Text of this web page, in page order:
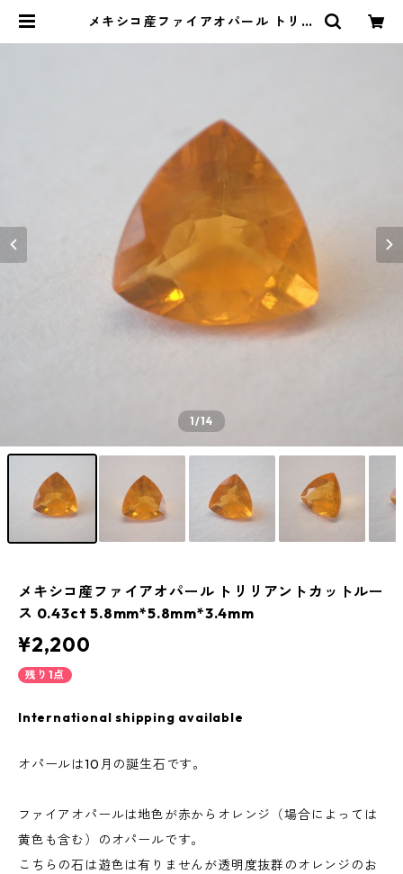
メキシコ産ファイアオパール トリリ
1/14
メキシコ産ファイアオパール トリリアントカットルー
ス 0.43ct 5.8mm*5.8mm*3.4mm
¥2,200
残り1点
International shipping available
オパールは10月の誕生石です。
ファイアオパールは地色が赤からオレンジ（場合によっては
黄色も含む）のオパールです。
こちらの石は遊色は有りませんが透明度抜群のオレンジのお